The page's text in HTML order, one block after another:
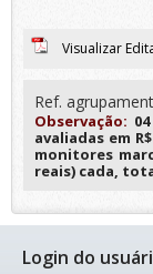
Visualizar
Ref.
Observação:
avaliadas em
monitores
reais) cada,
Login do